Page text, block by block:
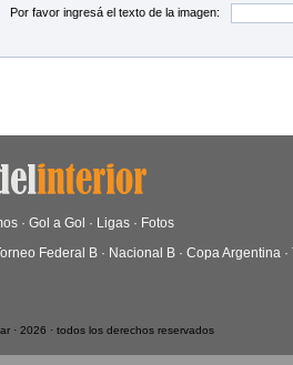
Por favor ingresá el texto de la imagen:
· Gol a Gol · Ligas · Fotos
Federal B · Nacional B · Copa Argentina ·
· 2026 · todos los derechos reservados